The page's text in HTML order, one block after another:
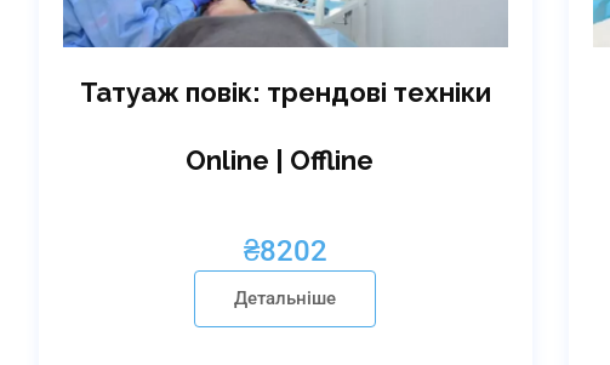
Татуаж повік: трендові техніки
Online | Offline
₴8202
Детальніше